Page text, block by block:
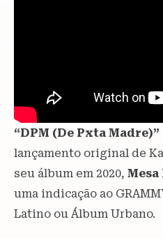
“DPM (De Pxta Madre)”
lançamento original de
seu álbum em 2020, Mesa
uma indicação ao
Latino ou Álbum Urbano.